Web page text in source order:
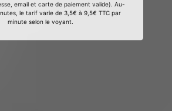
email et carte de paiement valide). Au-
le tarif varie de 3,5€ à 9,5€ TTC par
minute selon le voyant.